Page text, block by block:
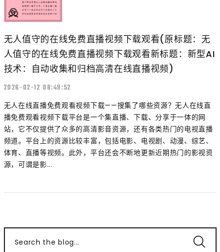
无人值守的在线免费直播视频下载观看(原标题：无
人值守的在线免费直播视频下载观看新标题：新型AI
技术：自动收集和归档高清在线直播视频)
2026-02-12 08:49:52
无人在线直播免费观看视频下载——搜集了哪些资源？无人在线直
播免费观看视频下载平台是一个集直播、下载、分享于一体的网
站，它不仅提供了众多的高清影音资源，还有各类热门的电视直播
频道。平台上的资源比较丰富，包括电影、电视剧、动漫、综艺、
体育、直播等视频。此外，平台还会不断地更新近期热门的影视资
源，可谓是影...
Search the blog...